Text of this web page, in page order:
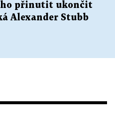
ho přinutit ukončit
Alexander Stubb